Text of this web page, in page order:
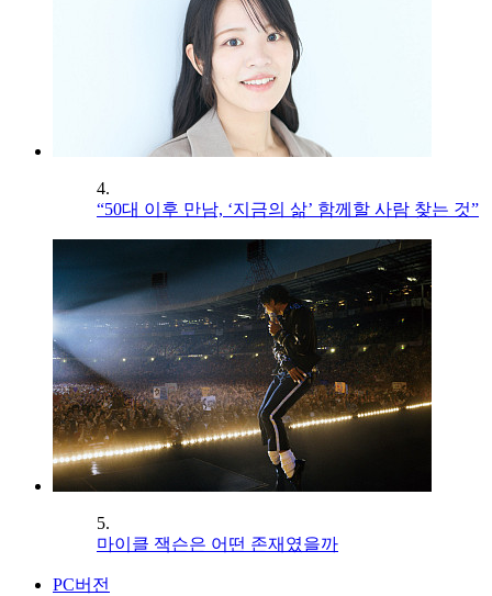
4.
“50대 이후 만남, ‘지금의 삶’ 함께할 사람 찾는 것”
5.
마이클 잭슨은 어떤 존재였을까
PC버전